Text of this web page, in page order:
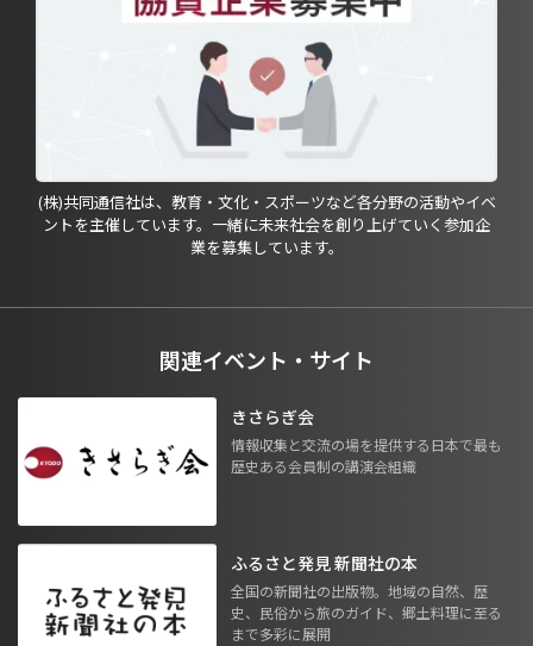
(株)共同通信社は、教育・文化・スポーツなど各分野の活動やイベ
ントを主催しています。一緒に未来社会を創り上げていく参加企
業を募集しています。
関連イベント・サイト
きさらぎ会
情報収集と交流の場を提供する日本で最も
歴史ある会員制の講演会組織
ふるさと発見 新聞社の本
全国の新聞社の出版物。地域の自然、歴
史、民俗から旅のガイド、郷土料理に至る
まで多彩に展開